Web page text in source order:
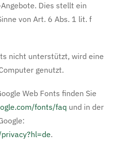
Dies stellt ein
von Art. 6 Abs. 1 lit. f
nicht unterstützt, wird eine
genutzt.
Web Fonts finden Sie
fonts/faq und in der
.